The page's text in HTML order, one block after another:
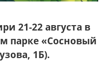
21-22 августа в
парке «Сосновый
1Б).